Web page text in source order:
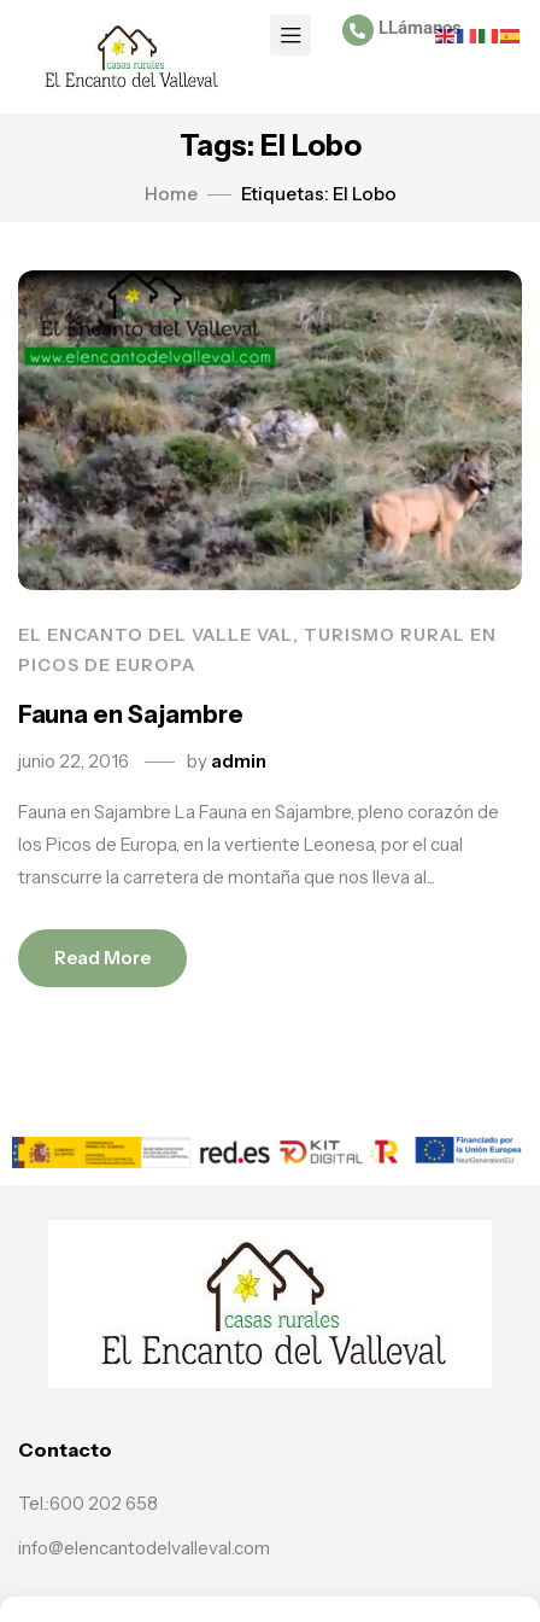
LLámanos
Tags: El Lobo
Home Etiquetas: El Lobo
EL ENCANTO DEL VALLE VAL, TURISMO RURAL EN
PICOS DE EUROPA
Fauna en Sajambre
junio 22, 2016 by admin
Fauna en Sajambre La Fauna en Sajambre, pleno corazón de
los Picos de Europa, en la vertiente Leonesa, por el cual
transcurre la carretera de montaña que nos lleva al...
Read More
Contacto
Tel.:600 202 658
info@elencantodelvalleval.com